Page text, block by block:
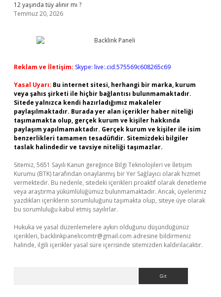
12 yaşında tüy alınır mı ?
Temmuz 20, 2026
Reklam ve İletişim: Skype: live:.cid.575569c608265c69
Yasal Uyarı: Bu internet sitesi, herhangi bir marka, kurum
veya şahıs şirketi ile hiçbir bağlantısı bulunmamaktadır.
Sitede yalnızca kendi hazırladığımız makaleler
paylaşılmaktadır. Burada yer alan içerikler haber niteliği
taşımamakta olup, gerçek kurum ve kişiler hakkında
paylaşım yapılmamaktadır. Gerçek kurum ve kişiler ile isim
benzerlikleri tamamen tesadüfidir. Sitemizdeki bilgiler
taslak halindedir ve tavsiye niteliği taşımazlar.
Sitemiz, 5651 Sayılı Kanun gereğince Bilgi Teknolojileri ve İletişim
Kurumu (BTK) tarafından onaylanmış bir Yer Sağlayıcı olarak hizmet
vermektedir. Bu nedenle, sitedeki içerikleri proaktif olarak denetleme
veya araştırma yükümlülüğümüz bulunmamaktadır. Ancak, üyelerimiz
yazdıkları içeriklerin sorumluluğunu taşımakta olup, siteye üye olarak
bu sorumluluğu kabul etmiş sayılırlar.
Hukuka ve yasal düzenlemelere aykırı olduğunu düşündüğünüz
içerikleri, backlinkpanelicomtr@gmail.com adresine bildirmeniz
halinde, ilgili içerikler yasal süre içerisinde sitemizden kaldırılacaktır.